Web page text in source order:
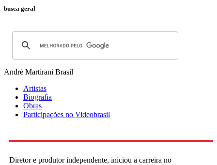
busca geral
André Martirani Brasil
Artistas
Biografia
Obras
Participações no Videobrasil
Diretor e produtor independente, iniciou a carreira no